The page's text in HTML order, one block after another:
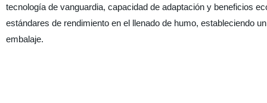
tecnología de vanguardia, capacidad de adaptación y beneficios
estándares de rendimiento en el llenado de humo, estableciendo
embalaje.